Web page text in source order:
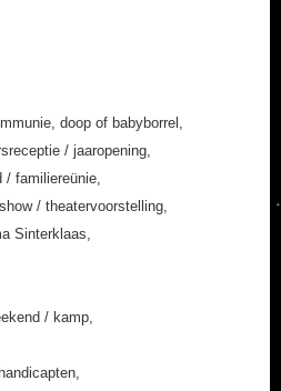
doop of babyborrel,
/ jaaropening,
/ familiereünie,
/ theatervoorstelling,
Sinterklaas,
/ kamp,